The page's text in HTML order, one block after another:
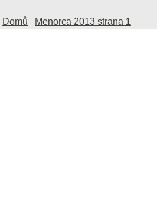
Domů Menorca 2013 strana 1